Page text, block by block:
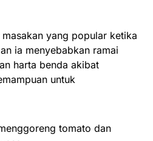
yang popular ketika
ia menyebabkan ramai
harta benda akibat
untuk
tomato dan